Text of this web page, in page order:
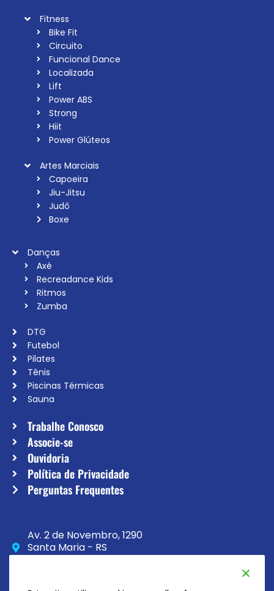
Fitness
Bike Fit
Circuito
Funcional Dance
Localizada
Lift
Power ABS
Strong
Hiit
Power Glúteos
Artes Marciais
Capoeira
Jiu-Jitsu
Judô
Boxe
Danças
Axé
Recreadance Kids
Ritmos
Zumba
DTG
Futebol
Pilates
Tênis
Piscinas Térmicas
Sauna
Trabalhe Conosco
Associe-se
Ouvidoria
Política de Privacidade
Perguntas Frequentes
Av. 2 de Novembro, 1290
Santa Maria - RS
CEP 97020-230